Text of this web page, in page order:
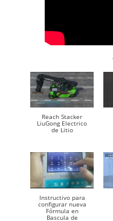
Reach Stacker
LiuGong Electrico
de Litio
Instructivo para
configurar nueva
Fórmula en
Bascula de